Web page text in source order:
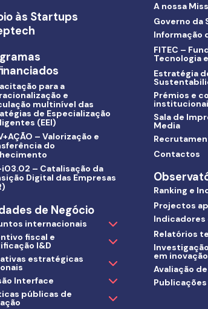
às Startups
para a
e
multinível das
de Especialização
(EEI)
– Valorização e
do
i03.02 – Catalisação da
Digital das Empresas
de Negócio
internacionais
fiscal e
I&D
estratégicas
Interface
públicas de
A nossa
Governo da
Informação
FITEC –
Tecnologia
Estratégia
Prémios e
Sala de
Media
Contactos
Ranking e
Projectos
Indicadores
Relatórios
em inovação
Avaliação
Publicações